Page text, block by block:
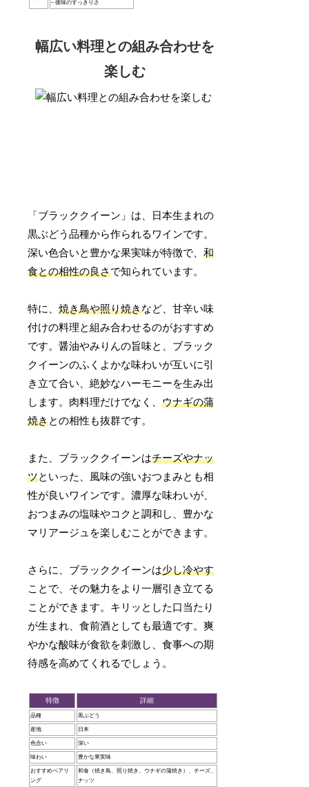
– 後味のすっきりさ
幅広い料理との組み合わせを
楽しむ
「ブラッククイーン」は、日本生まれの
黒ぶどう品種から作られるワインです。
深い色合いと豊かな果実味が特徴で、和
食との相性の良さで知られています。
特に、焼き鳥や照り焼きなど、甘辛い味
付けの料理と組み合わせるのがおすすめ
です。醤油やみりんの旨味と、ブラック
クイーンのふくよかな味わいが互いに引
き立て合い、絶妙なハーモニーを生み出
します。肉料理だけでなく、ウナギの蒲
焼きとの相性も抜群です。
また、ブラッククイーンはチーズやナッ
ツといった、風味の強いおつまみとも相
性が良いワインです。濃厚な味わいが、
おつまみの塩味やコクと調和し、豊かな
マリアージュを楽しむことができます。
さらに、ブラッククイーンは少し冷やす
ことで、その魅力をより一層引き立てる
ことができます。キリッとした口当たり
が生まれ、食前酒としても最適です。爽
やかな酸味が食欲を刺激し、食事への期
待感を高めてくれるでしょう。
特徴 詳細
品種 黒ぶどう
産地 日本
色合い 深い
味わい 豊かな果実味
おすすめペアリ
ング
和食（焼き鳥、照り焼き、ウナギの蒲焼き）、チーズ、
ナッツ